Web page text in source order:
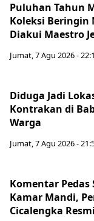
Puluhan Tahun
Koleksi Beringin
Diakui Maestro
Jumat, 7 Agu 2026 -
Diduga Jadi
Kontrakan di
Warga
Jumat, 7 Agu 2026 -
Komentar Pedas
Kamar Mandi,
Cicalengka